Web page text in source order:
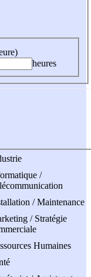
heures
/
/ Maintenance
/ Stratégie
Humaines